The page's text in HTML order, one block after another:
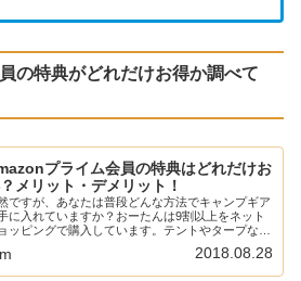
の特典がどれだけお得か調べて
プライム会員の特典はどれだけお
メリット・デメリット！
ですが、あなたは普段どんな方法でキャンプギア
に入れていますか？おーたんは9割以上をネット
ッピングで購入しています。テントやタープなん
は実店舗に置いてないなんてことも結構あるし、そ
るとネットショッピングに頼らざるを得ない。
2018.08.28